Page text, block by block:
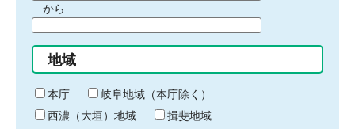
間
始
り
から
間
終
わ
り
地域
本庁
岐阜地域（本庁除く）
西濃（大垣）地域
揖斐地域